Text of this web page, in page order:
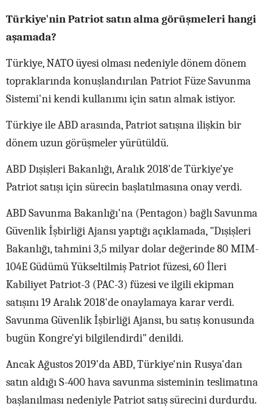
Türkiye'nin Patriot satın alma görüşmeleri hangi
aşamada?
Türkiye, NATO üyesi olması nedeniyle dönem dönem
topraklarında konuşlandırılan Patriot Füze Savunma
Sistemi'ni kendi kullanımı için satın almak istiyor.
Türkiye ile ABD arasında, Patriot satışına ilişkin bir
dönem uzun görüşmeler yürütüldü.
ABD Dışişleri Bakanlığı, Aralık 2018'de Türkiye'ye
Patriot satışı için sürecin başlatılmasına onay verdi.
ABD Savunma Bakanlığı'na (Pentagon) bağlı Savunma
Güvenlik İşbirliği Ajansı yaptığı açıklamada, "Dışişleri
Bakanlığı, tahmini 3,5 milyar dolar değerinde 80 MIM-
104E Güdümü Yükseltilmiş Patriot füzesi, 60 İleri
Kabiliyet Patriot-3 (PAC-3) füzesi ve ilgili ekipman
satışını 19 Aralık 2018'de onaylamaya karar verdi.
Savunma Güvenlik İşbirliği Ajansı, bu satış konusunda
bugün Kongre'yi bilgilendirdi" denildi.
Ancak Ağustos 2019'da ABD, Türkiye'nin Rusya'dan
satın aldığı S-400 hava savunma sisteminin teslimatına
başlanılması nedeniyle Patriot satış sürecini durdurdu.